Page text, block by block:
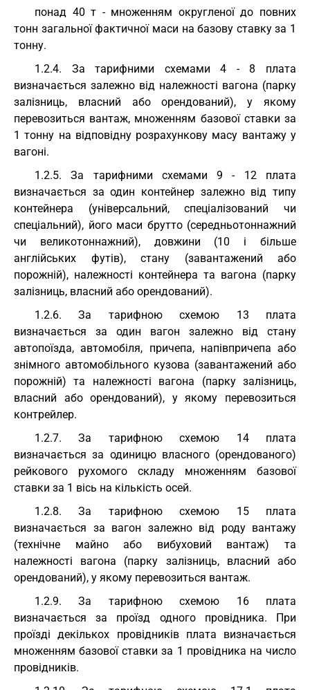
понад 40 т - множенням округленої до повних
тонн загальної фактичної маси на базову ставку за 1
тонну.
1.2.4. За тарифними схемами 4 - 8 плата
визначається залежно від належності вагона (парку
залізниць, власний або орендований), у якому
перевозиться вантаж, множенням базової ставки за
1 тонну на відповідну розрахункову масу вантажу у
вагоні.
1.2.5. За тарифними схемами 9 - 12 плата
визначається за один контейнер залежно від типу
контейнера (універсальний, спеціалізований чи
спеціальний), його маси брутто (середньотоннажний
чи великотоннажний), довжини (10 і більше
англійських футів), стану (завантажений або
порожній), належності контейнера та вагона (парку
залізниць, власний або орендований).
1.2.6. За тарифною схемою 13 плата
визначається за один вагон залежно від стану
автопоїзда, автомобіля, причепа, напівпричепа або
знімного автомобільного кузова (завантажений або
порожній) та належності вагона (парку залізниць,
власний або орендований), у якому перевозиться
контрейлер.
1.2.7. За тарифною схемою 14 плата
визначається за одиницю власного (орендованого)
рейкового рухомого складу множенням базової
ставки за 1 вісь на кількість осей.
1.2.8. За тарифною схемою 15 плата
визначається за вагон залежно від роду вантажу
(технічне майно або вибуховий вантаж) та
належності вагона (парку залізниць, власний або
орендований), у якому перевозиться вантаж.
1.2.9. За тарифною схемою 16 плата
визначається за проїзд одного провідника. При
проїзді декількох провідників плата визначається
множенням базової ставки за 1 провідника на число
провідників.